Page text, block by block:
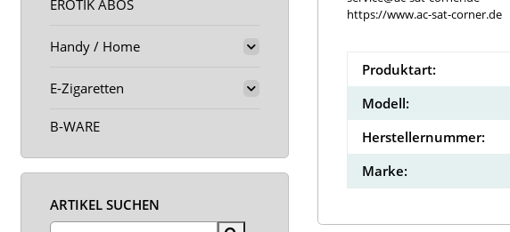
https://www.ac-sat-corner.de
Produktart:
Modell:
Herstellernummer:
Marke:
EROTIK ABOS
Handy / Home
E-Zigaretten
B-WARE
ARTIKEL SUCHEN